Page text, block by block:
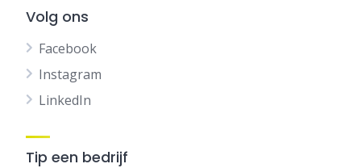
Volg ons
Facebook
Instagram
LinkedIn
Tip een bedrijf